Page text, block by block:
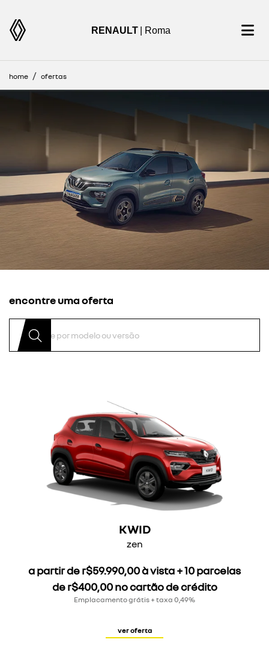
RENAULT | Roma
home ofertas
encontre uma oferta
KWID
zen
a partir de r$59.990,00 à vista + 10 parcelas
de r$400,00 no cartão de crédito
Emplacamento grátis + taxa 0,49%
ver oferta